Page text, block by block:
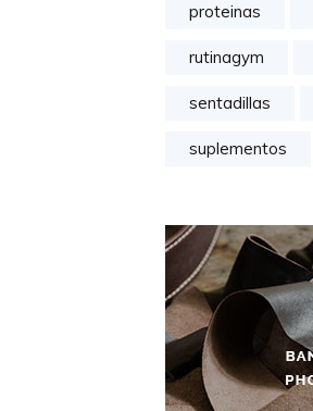
proteinas
rutinagym
sentadillas
suplementos